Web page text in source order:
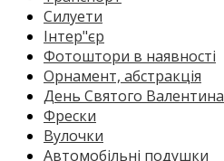
Силуети
Інтер"єр
Фотоштори в наявності
Орнамент, абстракція
День Святого Валентина
Фрески
Вулочки
Автомобільні подушки